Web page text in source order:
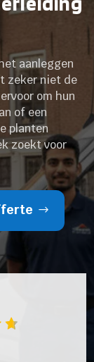
aanleggen
zeker niet de
om hun
of een
planten
zoekt voor